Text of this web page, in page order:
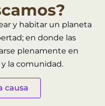
y habitar un planeta
en donde las
plenamente en
la comunidad.
causa